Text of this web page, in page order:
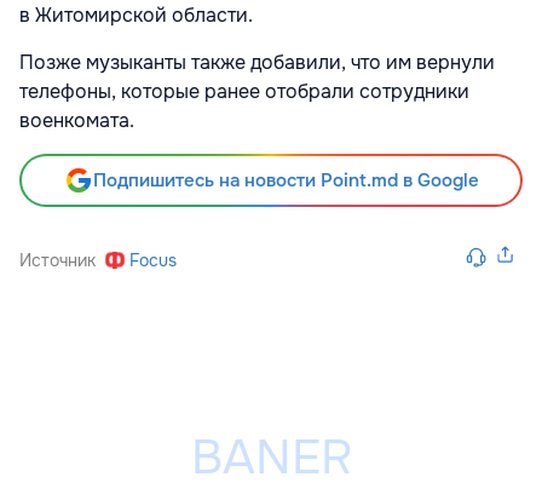
в Житомирской области.
Позже музыканты также добавили, что им вернули
телефоны, которые ранее отобрали сотрудники
военкомата.
Подпишитесь на новости Point.md в Google
Источник Focus